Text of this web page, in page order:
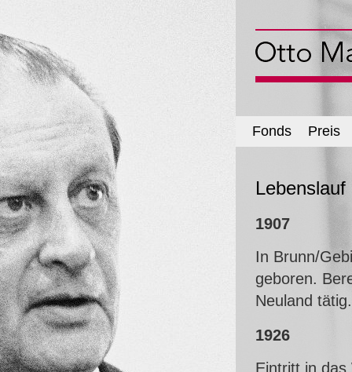
Fonds Preis
1907
In Brunn/
geboren.
Neuland tätig.
1926
Eintritt in das